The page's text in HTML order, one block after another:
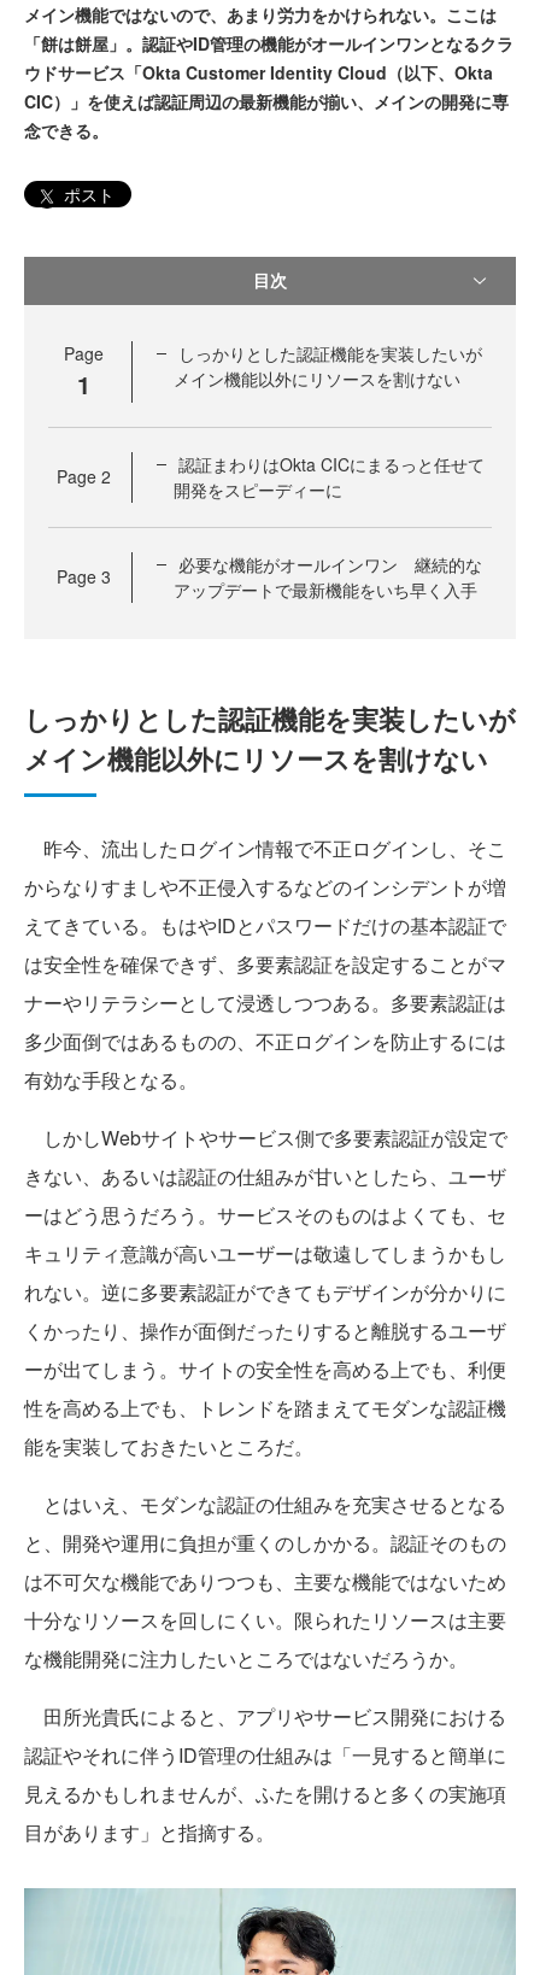
メイン機能ではないので、あまり労力をかけられない。ここは
「餅は餅屋」。認証やID管理の機能がオールインワンとなるクラ
ウドサービス「Okta Customer Identity Cloud（以下、Okta
CIC）」を使えば認証周辺の最新機能が揃い、メインの開発に専
念できる。
ポスト
目次
Page
1
しっかりとした認証機能を実装したいが
メイン機能以外にリソースを割けない
Page 2
認証まわりはOkta CICにまるっと任せて
開発をスピーディーに
Page 3
必要な機能がオールインワン 継続的な
アップデートで最新機能をいち早く入手
しっかりとした認証機能を実装したいが
メイン機能以外にリソースを割けない
昨今、流出したログイン情報で不正ログインし、そこ
からなりすましや不正侵入するなどのインシデントが増
えてきている。もはやIDとパスワードだけの基本認証で
は安全性を確保できず、多要素認証を設定することがマ
ナーやリテラシーとして浸透しつつある。多要素認証は
多少面倒ではあるものの、不正ログインを防止するには
有効な手段となる。
しかしWebサイトやサービス側で多要素認証が設定で
きない、あるいは認証の仕組みが甘いとしたら、ユーザ
ーはどう思うだろう。サービスそのものはよくても、セ
キュリティ意識が高いユーザーは敬遠してしまうかもし
れない。逆に多要素認証ができてもデザインが分かりに
くかったり、操作が面倒だったりすると離脱するユーザ
ーが出てしまう。サイトの安全性を高める上でも、利便
性を高める上でも、トレンドを踏まえてモダンな認証機
能を実装しておきたいところだ。
とはいえ、モダンな認証の仕組みを充実させるとなる
と、開発や運用に負担が重くのしかかる。認証そのもの
は不可欠な機能でありつつも、主要な機能ではないため
十分なリソースを回しにくい。限られたリソースは主要
な機能開発に注力したいところではないだろうか。
田所光貴氏によると、アプリやサービス開発における
認証やそれに伴うID管理の仕組みは「一見すると簡単に
見えるかもしれませんが、ふたを開けると多くの実施項
目があります」と指摘する。